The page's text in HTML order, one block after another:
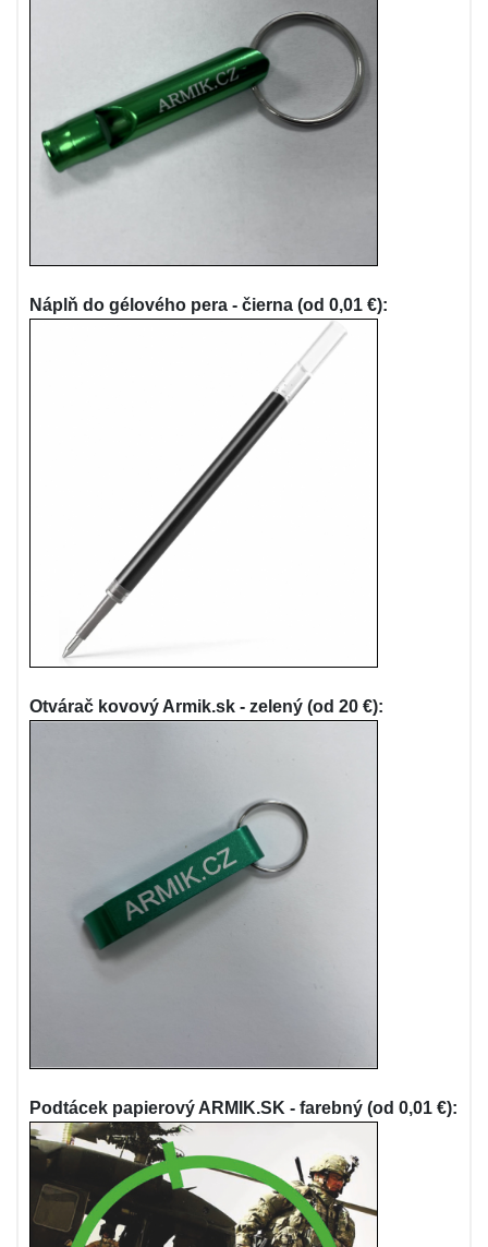
Náplň do gélového pera - čierna (od 0,01 €):
Otvárač kovový Armik.sk - zelený (od 20 €):
Podtácek papierový ARMIK.SK - farebný (od 0,01 €):